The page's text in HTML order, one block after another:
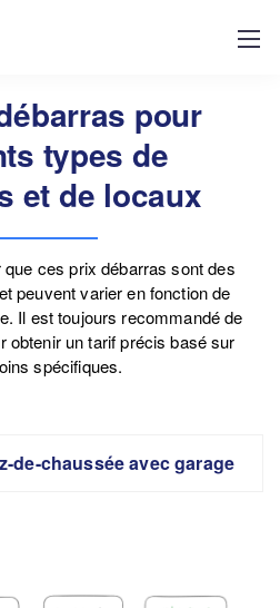
pour
types de
et de locaux
ces prix débarras sont des
peuvent varier en fonction de
Il est toujours recommandé de
obtenir un tarif précis basé sur
spécifiques.
de-chaussée avec garage